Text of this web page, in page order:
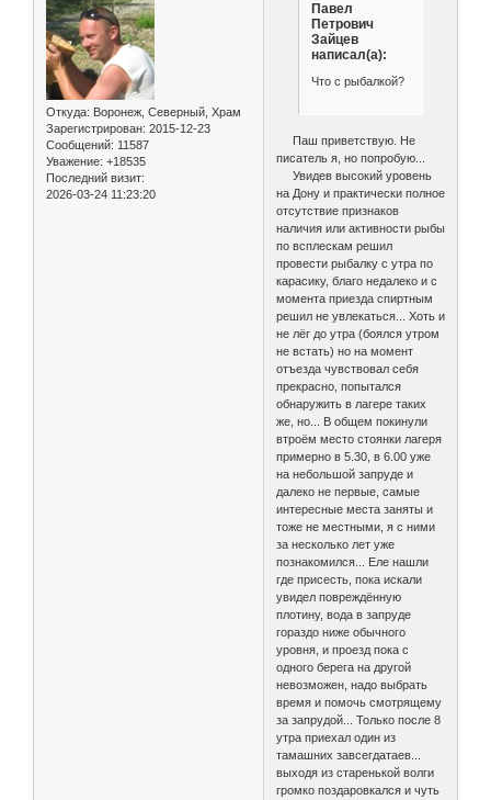
Откуда: Воронеж, Северный, Храм
Зарегистрирован: 2015-12-23
Сообщений: 11587
Уважение: +18535
Последний визит:
2026-03-24 11:23:20
Павел
Петрович
Зайцев
написал(а):
Что с рыбалкой?
Паш приветствую. Не
писатель я, но попробую...
Увидев высокий уровень
на Дону и практически полное
отсутствие признаков
наличия или активности рыбы
по всплескам решил
провести рыбалку с утра по
карасику, благо недалеко и с
момента приезда спиртным
решил не увлекаться... Хоть и
не лёг до утра (боялся утром
не встать) но на момент
отъезда чувствовал себя
прекрасно, попытался
обнаружить в лагере таких
же, но... В общем покинули
втроём место стоянки лагеря
примерно в 5.30, в 6.00 уже
на небольшой запруде и
далеко не первые, самые
интересные места заняты и
тоже не местными, я с ними
за несколько лет уже
познакомился... Еле нашли
где присесть, пока искали
увидел повреждённую
плотину, вода в запруде
гораздо ниже обычного
уровня, и проезд пока с
одного берега на другой
невозможен, надо выбрать
время и помочь смотрящему
за запрудой... Только после 8
утра приехал один из
тамашних завсегдатаев...
выходя из старенькой волги
громко поздаровкался и чуть